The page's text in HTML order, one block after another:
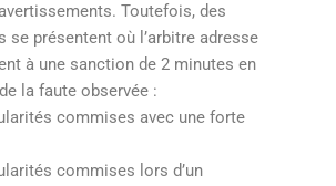
Toutefois, des
se présentent où l’arbitre adresse
à une sanction de 2 minutes en
la faute observée :
commises avec une forte
commises lors d’un